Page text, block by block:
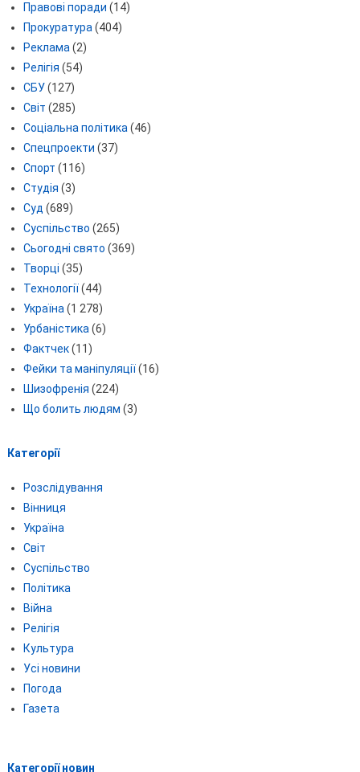
Правові поради (14)
Прокуратура (404)
Реклама (2)
Релігія (54)
СБУ(127)
Світ (285)
Соціальна політика (46)
Спецпроекти (37)
Спорт (116)
Студія (3)
Суд (689)
Суспільство (265)
Сьогодні свято (369)
Творці (35)
Технології(44)
Україна (1 278)
Урбаністика (6)
Фактчек(11)
Фейки та маніпуляції(16)
Шизофренія (224)
Що болить людям (3)
Категорії
Розслідування
Вінниця
Україна
Світ
Суспільство
Політика
Війна
Релігія
Культура
Усі новини
Погода
Газета
Категорії новин